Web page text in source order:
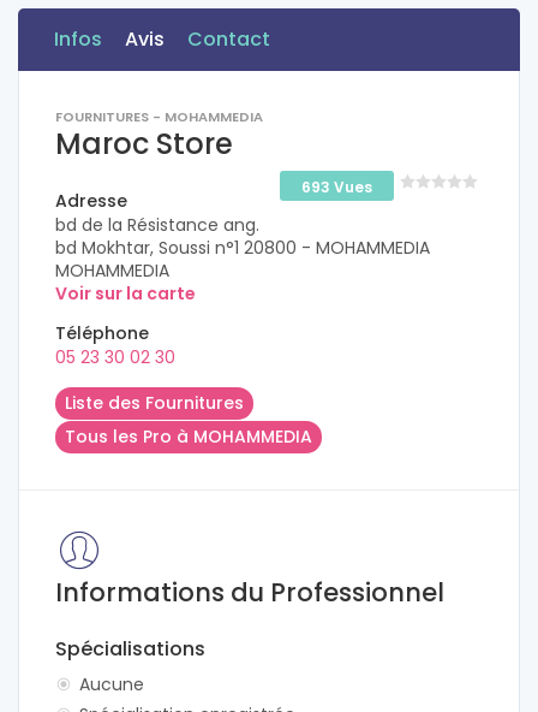
Infos Avis Contact
FOURNITURES - MOHAMMEDIA
Maroc Store
693 Vues
Adresse
bd de la Résistance ang.
bd Mokhtar, Soussi n°1 20800 - MOHAMMEDIA
MOHAMMEDIA
Voir sur la carte
Téléphone
05 23 30 02 30
Liste des Fournitures
Tous les Pro à MOHAMMEDIA
Informations du Professionnel
Spécialisations
Aucune